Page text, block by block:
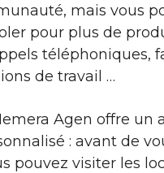
mais vous
pour plus de
téléphoniques,
de travail …
Agen offre un
: avant de
pouvez visiter les